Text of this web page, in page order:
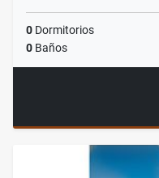
0 Dormitorios
0 Baños